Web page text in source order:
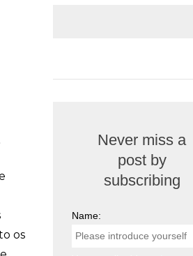
os
Never miss a
post by
subscribing
Name: